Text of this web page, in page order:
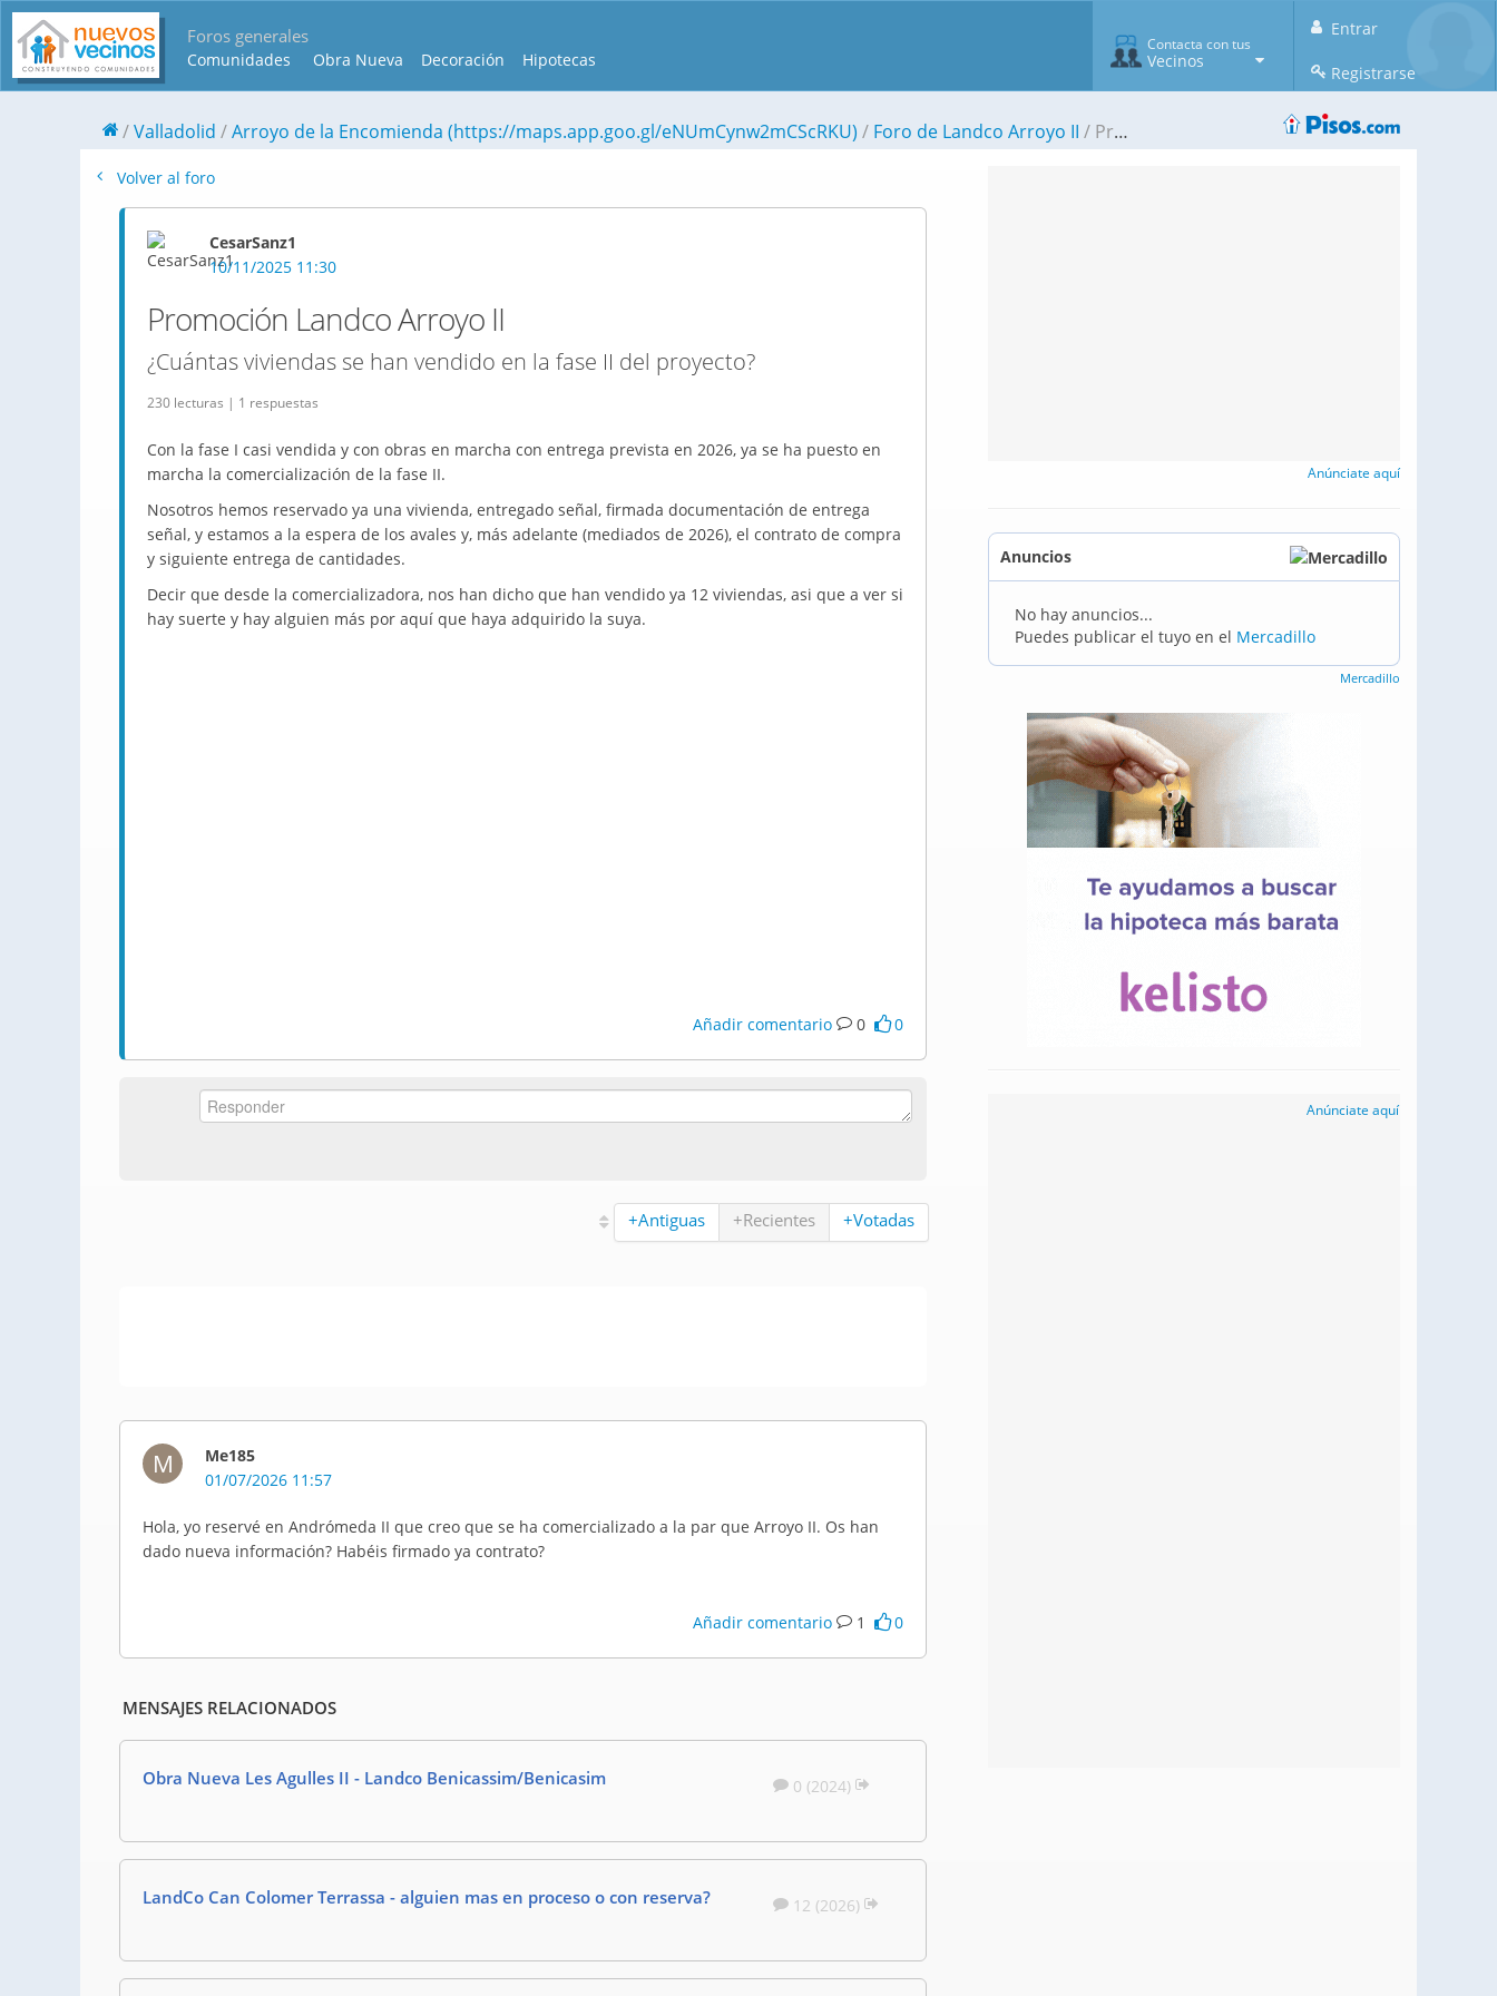
Foros generales
Comunidades Obra Nueva Decoración Hipotecas
Entrar
Registrarse
Contacta con tus
Vecinos
Valladolid Arroyo de la Encomienda (https://maps.app.goo.gl/eNUmCynw2mCScRKU) Foro de Landco Arroyo II Promoción Landco Arroyo II
Volver al foro
CesarSanz1
10/11/2025 11:30
Promoción Landco Arroyo II
¿Cuántas viviendas se han vendido en la fase II del proyecto?
230 lecturas | 1 respuestas
Con la fase I casi vendida y con obras en marcha con entrega prevista en 2026, ya se ha puesto en
marcha la comercialización de la fase II.
Nosotros hemos reservado ya una vivienda, entregado señal, firmada documentación de entrega
señal, y estamos a la espera de los avales y, más adelante (mediados de 2026), el contrato de compra
y siguiente entrega de cantidades.
Decir que desde la comercializadora, nos han dicho que han vendido ya 12 viviendas, asi que a ver si
hay suerte y hay alguien más por aquí que haya adquirido la suya.
Añadir comentario 0 0
+Antiguas +Recientes +Votadas
M
Me185
01/07/2026 11:57
Hola, yo reservé en Andrómeda II que creo que se ha comercializado a la par que Arroyo II. Os han
dado nueva información? Habéis firmado ya contrato?
Añadir comentario 1 0
MENSAJES RELACIONADOS
Obra Nueva Les Agulles II - Landco Benicassim/Benicasim 0 (2024)
LandCo Can Colomer Terrassa - alguien mas en proceso o con reserva? 12 (2026)
Anúnciate aquí
Anuncios
No hay anuncios...
Puedes publicar el tuyo en el Mercadillo
Mercadillo
Anúnciate aquí